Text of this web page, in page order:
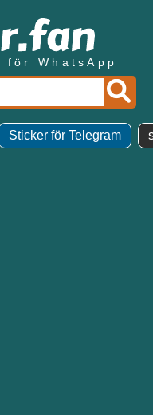
WhatsApp
Sticker för Telegram